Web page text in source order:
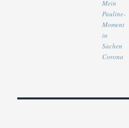
Mein
Pauline-
Moment
in
Sachen
Corona